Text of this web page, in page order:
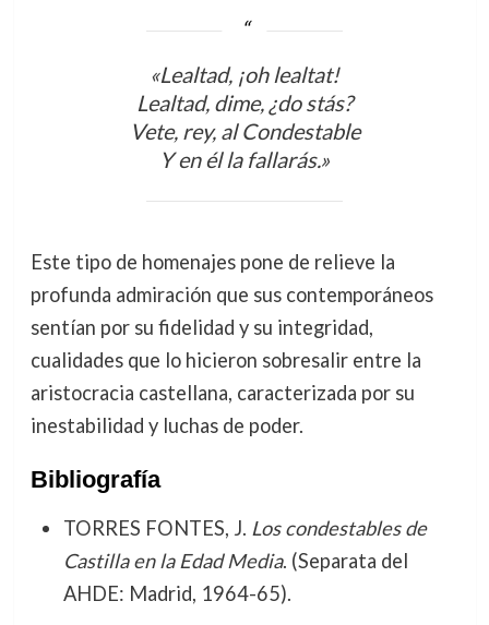
«Lealtad, ¡oh lealtat!
Lealtad, dime, ¿do stás?
Vete, rey, al Condestable
Y en él la fallarás.»
Este tipo de homenajes pone de relieve la
profunda admiración que sus contemporáneos
sentían por su fidelidad y su integridad,
cualidades que lo hicieron sobresalir entre la
aristocracia castellana, caracterizada por su
inestabilidad y luchas de poder.
Bibliografía
TORRES FONTES, J. Los condestables de
Castilla en la Edad Media. (Separata del
AHDE: Madrid, 1964-65).